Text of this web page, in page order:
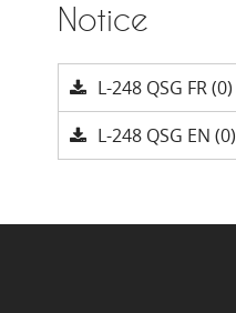
Notice
L-248 QSG FR (0)
L-248 QSG EN (0)